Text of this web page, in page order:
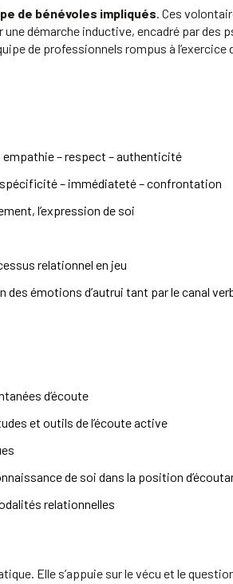
de bénévoles impliqués. Ces
une démarche inductive, encadré par
de professionnels rompus à l’exercice
– respect – authenticité
– immédiateté – confrontation
l’expression de soi
relationnel en jeu
émotions d’autrui tant par le canal
d’écoute
et outils de l’écoute active
de soi dans la position
relationnelles
Elle s’appuie sur le vécu et le